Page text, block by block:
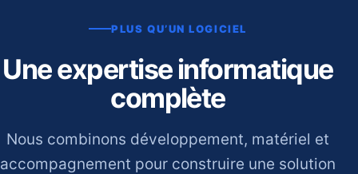
PLUS QU’UN LOGICIEL
Une expertise informatique
complète
Nous combinons développement, matériel et
accompagnement pour construire une solution